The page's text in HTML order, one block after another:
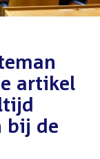
artikel
bij de